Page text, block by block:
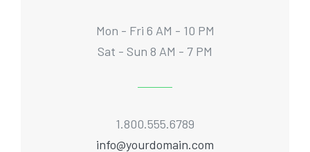
Mon - Fri 6 AM - 10 PM
Sat - Sun 8 AM - 7 PM
1.800.555.6789
info@yourdomain.com